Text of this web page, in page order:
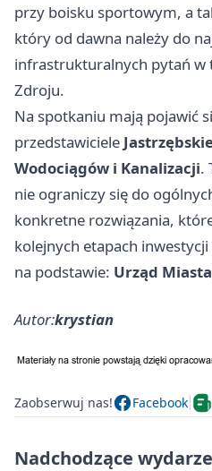
przy boisku sportowym, a
który od dawna należy do
infrastrukturalnych pytań w
Zdroju.
Na spotkaniu mają pojawić
przedstawiciele
Wodociągów i Kanalizacji.
nie ograniczy się do
konkretne rozwiązania,
kolejnych etapach inwestycji
na podstawie: Urząd
Autor:krystian
Zaobserwuj nas! Facebook
Nadchodzące